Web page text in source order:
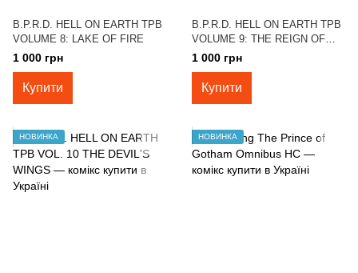
B.P.R.D. HELL ON EARTH TPB
VOLUME 8: LAKE OF FIRE
1 000 грн
Купити
B.P.R.D. HELL ON EARTH TPB
VOLUME 9: THE REIGN OF
THE BLACK FLAME
1 000 грн
Купити
НОВИНКА НОВИНКА